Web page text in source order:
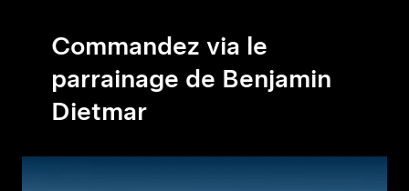
Commandez via le
parrainage de Benjamin
Dietmar